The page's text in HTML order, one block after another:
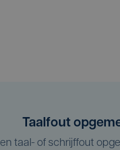
Taalfout
taal- of schrijffout